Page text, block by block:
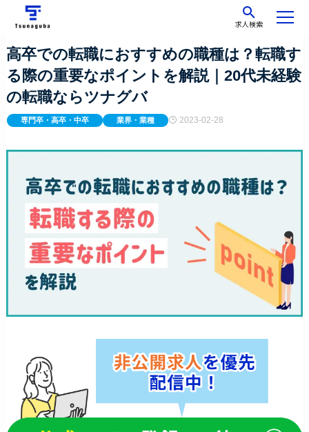
求人検索
高卒での転職におすすめの職種は？転職す
る際の重要なポイントを解説｜20代未経験
の転職ならツナグバ
専門卒・高卒・中卒 業界・業種 2023-02-28